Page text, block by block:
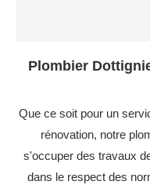
Plombier
Que ce soit pour un
rénovation, notre
s'occuper des travaux
dans le respect des